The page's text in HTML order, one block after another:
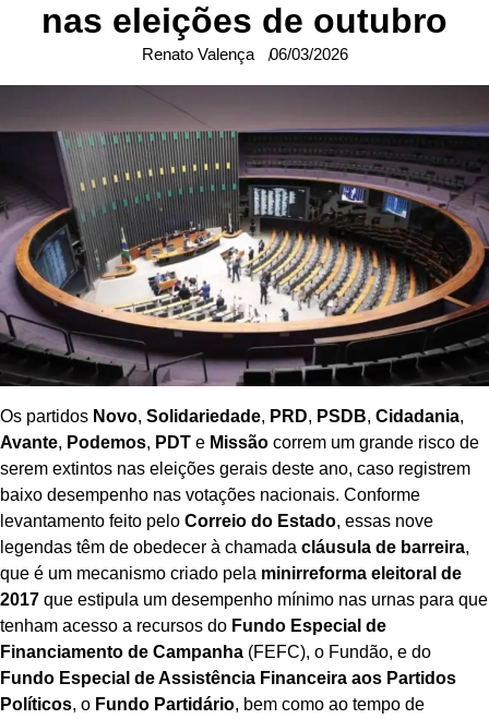
nas eleições de outubro
Renato Valença 06/03/2026
Os partidos Novo, Solidariedade, PRD, PSDB, Cidadania,
Avante, Podemos, PDT e Missão correm um grande risco de
serem extintos nas eleições gerais deste ano, caso registrem
baixo desempenho nas votações nacionais. Conforme
levantamento feito pelo Correio do Estado, essas nove
legendas têm de obedecer à chamada cláusula de barreira,
que é um mecanismo criado pela minirreforma eleitoral de
2017 que estipula um desempenho mínimo nas urnas para que
tenham acesso a recursos do Fundo Especial de
Financiamento de Campanha (FEFC), o Fundão, e do
Fundo Especial de Assistência Financeira aos Partidos
Políticos, o Fundo Partidário, bem como ao tempo de